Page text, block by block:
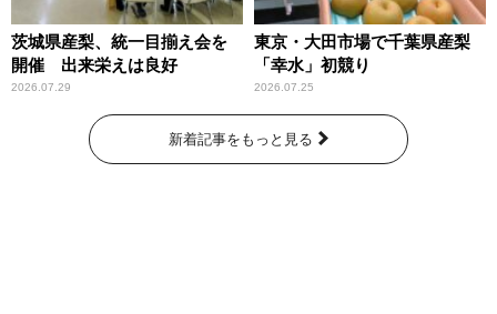
茨城県産梨、統一目揃え会を
開催 出来栄えは良好
2026.07.29
東京・大田市場で千葉県産梨
「幸水」初競り
2026.07.25
新着記事をもっと見る